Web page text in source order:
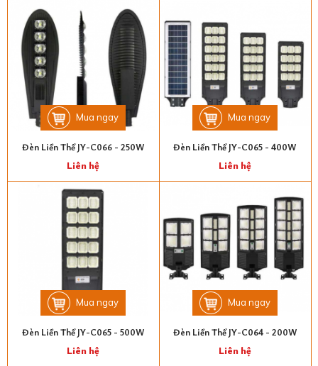
Mua ngay
Đèn Liền Thể JY-C066 - 250W
Liên hệ
Mua ngay
Đèn Liền Thể JY-C065 - 400W
Liên hệ
Mua ngay
Đèn Liền Thể JY-C065 - 500W
Liên hệ
Mua ngay
Đèn Liền Thể JY-C064 - 200W
Liên hệ